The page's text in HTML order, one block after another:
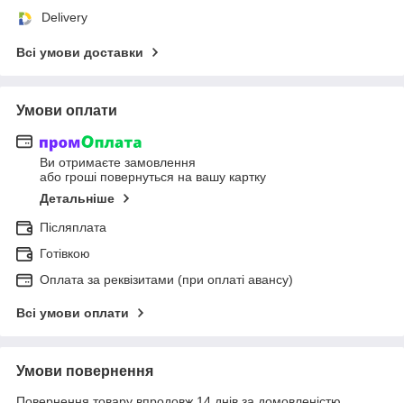
Delivery
Всі умови доставки
Умови оплати
Ви отримаєте замовлення
або гроші повернуться на вашу картку
Детальніше
Післяплата
Готівкою
Оплата за реквізитами (при оплаті авансу)
Всі умови оплати
Умови повернення